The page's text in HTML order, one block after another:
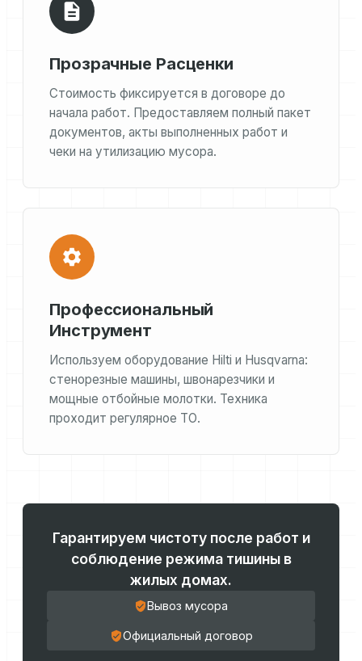
Прозрачные Расценки
Стоимость фиксируется в договоре до
начала работ. Предоставляем полный пакет
документов, акты выполненных работ и
чеки на утилизацию мусора.
Профессиональный
Инструмент
Используем оборудование Hilti и Husqvarna:
стенорезные машины, швонарезчики и
мощные отбойные молотки. Техника
проходит регулярное ТО.
Гарантируем чистоту после работ и
соблюдение режима тишины в
жилых домах.
Вывоз мусора
Официальный договор